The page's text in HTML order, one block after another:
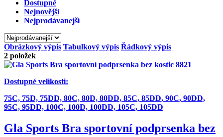
Dostupné
Nejnovější
Nejprodávanejší
Obrázkový výpis Tabulkový výpis Řádkový výpis
2 položek
Dostupné velikosti:
75C, 75D, 75DD, 80C, 80D, 80DD, 85C, 85DD, 90C, 90DD,
95C, 95DD, 100C, 100D, 100DD, 105C, 105DD
Gla Sports Bra sportovní podprsenka bez